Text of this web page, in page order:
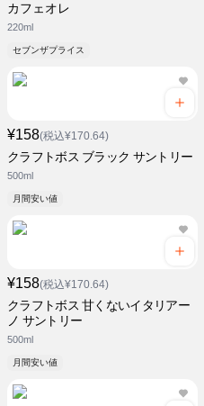
カフェオレ
220ml
セブンザプライス
¥158(税込¥170.64)
クラフトボス ブラック サントリー
500ml
月間安い値
¥158(税込¥170.64)
クラフトボス 甘くないイタリアー
ノ サントリー
500ml
月間安い値